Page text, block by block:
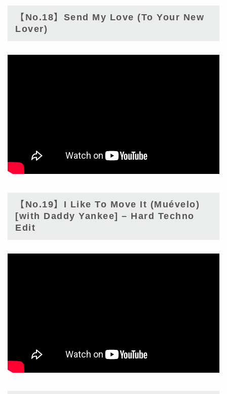
【No.18】Send My Love (To Your New
Lover)
【No.19】I Like To Move It (Muévelo)
[with Daddy Yankee] – Hard Techno
Edit